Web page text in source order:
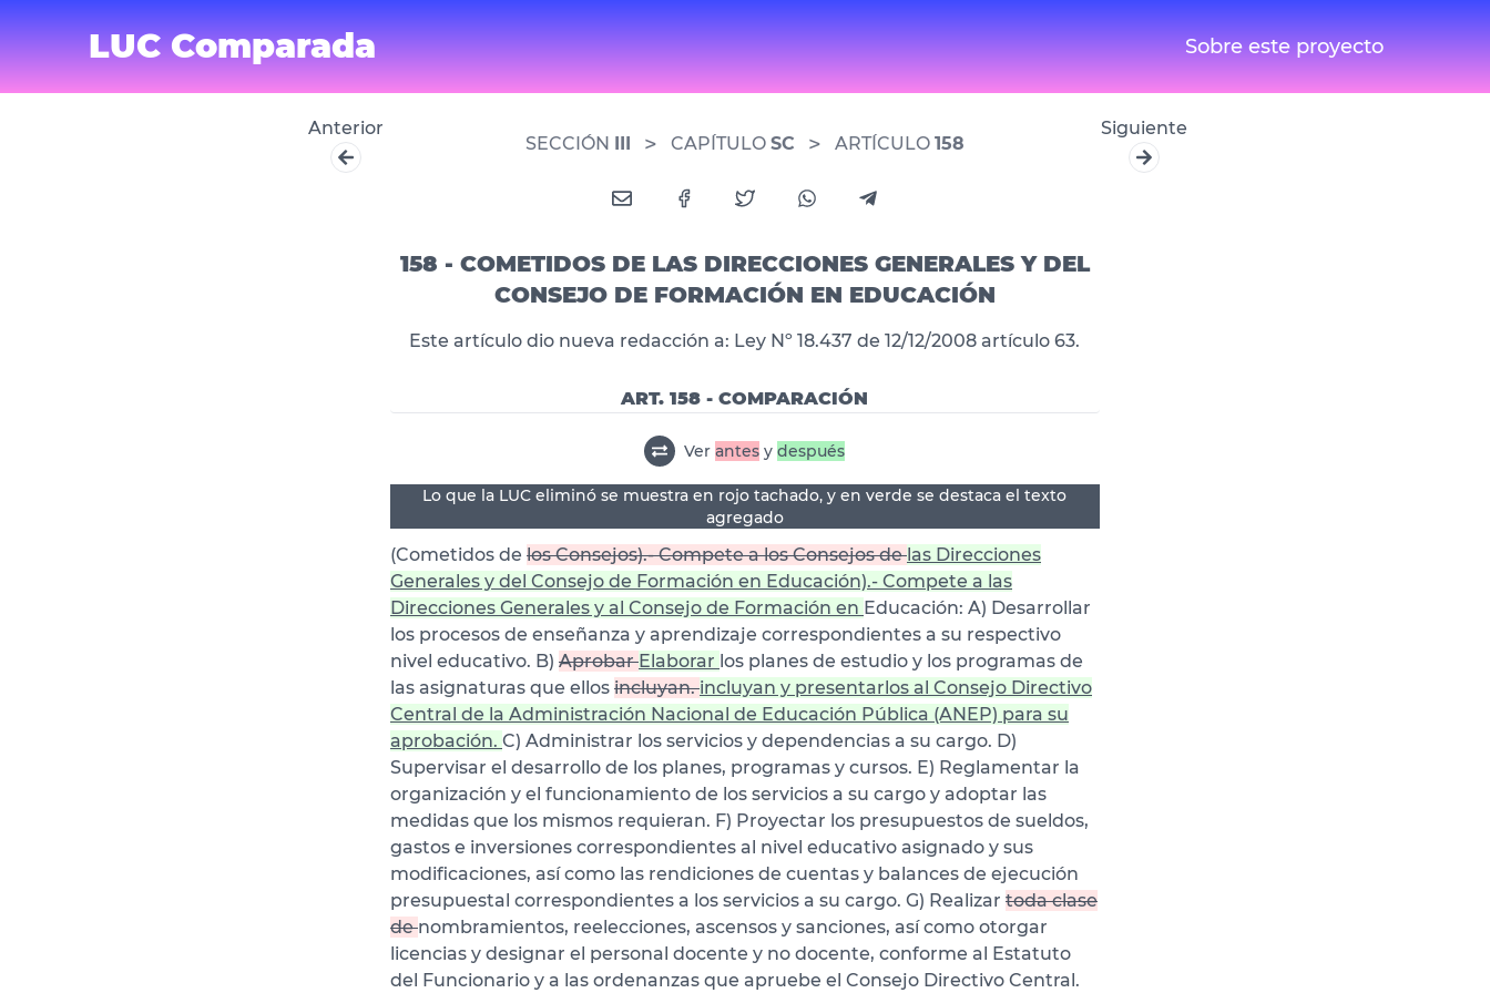
LUC Comparada Sobre este proyecto
Anterior
SECCIÓN III > CAPÍTULO SC > ARTÍCULO 158
Siguiente
158 - COMETIDOS DE LAS DIRECCIONES GENERALES Y DEL
CONSEJO DE FORMACIÓN EN EDUCACIÓN
Este artículo dio nueva redacción a: Ley Nº 18.437 de 12/12/2008 artículo 63.
ART. 158 - COMPARACIÓN
Verantes ydespués
Lo que la LUC eliminó se muestra en rojo tachado, y en verde se destaca el texto
agregado
(Cometidos de los Consejos).- Compete a los Consejos delas Direcciones
Generales y del Consejo de Formación en Educación).- Compete a las
Direcciones Generales y al Consejo de Formación en Educación: A) Desarrollar
los procesos de enseñanza y aprendizaje correspondientes a su respectivo
nivel educativo. B) AprobarElaborar los planes de estudio y los programas de
las asignaturas que ellos incluyan.incluyan y presentarlos al Consejo Directivo
Central de la Administración Nacional de Educación Pública (ANEP) para su
aprobación. C) Administrar los servicios y dependencias a su cargo. D)
Supervisar el desarrollo de los planes, programas y cursos. E) Reglamentar la
organización y el funcionamiento de los servicios a su cargo y adoptar las
medidas que los mismos requieran. F) Proyectar los presupuestos de sueldos,
gastos e inversiones correspondientes al nivel educativo asignado y sus
modificaciones, así como las rendiciones de cuentas y balances de ejecución
presupuestal correspondientes a los servicios a su cargo. G) Realizar toda clase
denombramientos, reelecciones, ascensos y sanciones, así como otorgar
licencias y designar el personal docente y no docente, conforme al Estatuto
del Funcionario y a las ordenanzas que apruebe el Consejo Directivo Central.